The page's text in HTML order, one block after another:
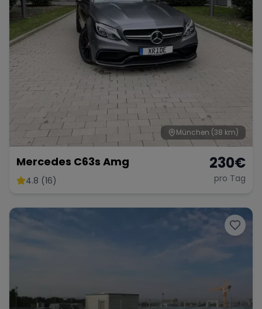
München (38 km)
Mercedes C63s Amg
4.8 (16)
230€
pro Tag